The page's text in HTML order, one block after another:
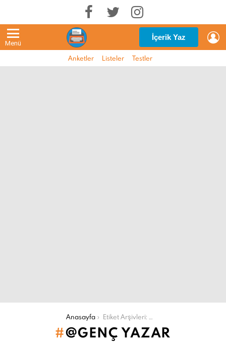
Menü
İçerik Yaz
Anketler Listeler Testler
Anasayfa Etiket Arşivleri: @genç yazar
@GENÇ YAZAR